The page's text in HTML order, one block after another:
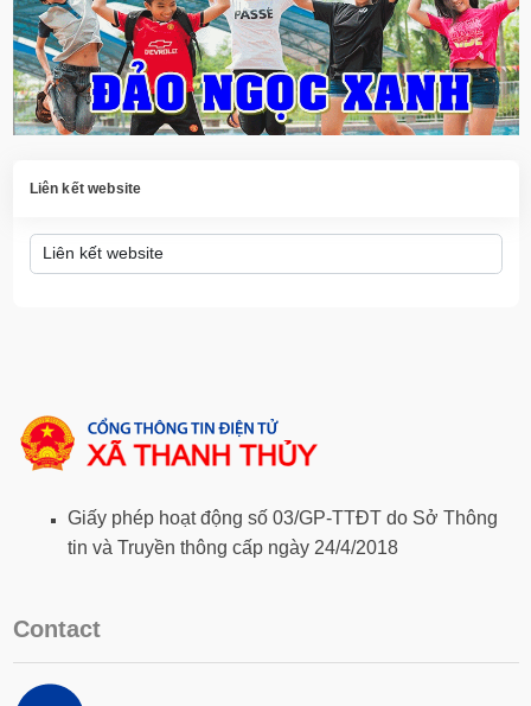
Liên kết website
Giấy phép hoạt động số 03/GP-TTĐT do Sở Thông
tin và Truyền thông cấp ngày 24/4/2018
Contact